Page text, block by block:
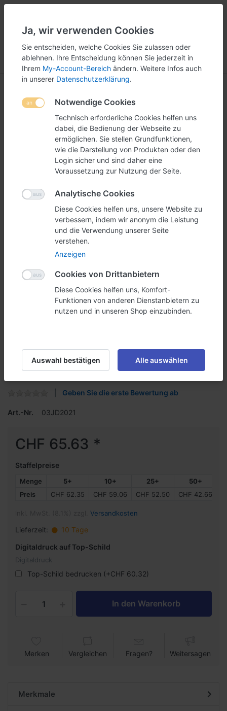
Menü Anmelden Vergleichen Wunschliste Warenkorb
Halter zu A0 Kundenstopper
Erweitern Sie Ihren A0 Kundenstopper mit einem Auffallenden
Geben Sie die erste Bewertung ab
Art.-Nr. 03JD2021
CHF 65.63 *
Staffelpreise
Menge 5+ 10+ 25+
50+
Preis
CHF 62.35 CHF 59.06 CHF 52.50 CHF 42.66
Versandkosten
Lieferzeit:
10 Tage
Digitaldruck auf Top-Schild
Digitaldruck
Top-Schild bedrucken (+CHF 60.32)
In den Warenkorb
Merken Vergleichen Fragen? Weitersagen
Merkmale
Ja, wir verwenden Cookies
Sie entscheiden, welche Cookies Sie zulassen oder
ablehnen. Ihre Entscheidung können Sie jederzeit in
Ihrem My-Account-Bereich ändern. Weitere Infos auch
in unserer Datenschutzerklärung.
Notwendige Cookies
Technisch erforderliche Cookies helfen uns
dabei, die Bedienung der Webseite zu
ermöglichen. Sie stellen Grundfunktionen,
wie die Darstellung von Produkten oder den
Login sicher und sind daher eine
Voraussetzung zur Nutzung der Seite.
Analytische Cookies
Diese Cookies helfen uns, unsere Website zu
verbessern, indem wir anonym die Leistung
und die Verwendung unserer Seite
verstehen.
Anzeigen
Cookies von Drittanbietern
Diese Cookies helfen uns, Komfort-
Funktionen von anderen Dienstanbietern zu
nutzen und in unseren Shop einzubinden.
Auswahl bestätigen Alle auswählen